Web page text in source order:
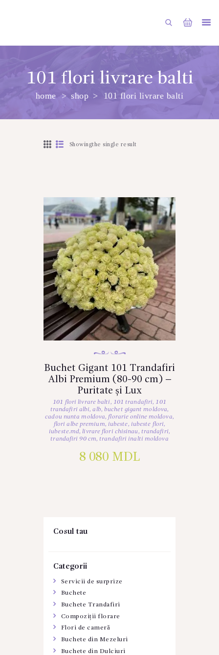
101 flori livrare balti
home shop 101 flori livrare balti
PRINCIPALA
DESPRE NOI
Showingthe single result
Buchet Gigant 101 Trandafiri
Albi Premium (80-90 cm) –
Puritate și Lux
101 flori livrare balti, 101 trandafiri, 101
trandafiri albi,alb, buchet gigant moldova,
cadou nunta moldova, florarie online moldova,
flori albe premium, iubeste, iubeste flori,
iubeste.md,livrare flori chisinau, trandafiri,
trandafiri 90 cm, trandafiri inalti moldova
8 080 MDL
Cosul tau
Categorii
Servicii de surprize
Buchete
Buchete Trandafiri
Compoziții florare
Flori de cameră
Buchete din Mezeluri
Buchete din Dulciuri